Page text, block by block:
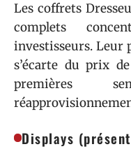
Les coffrets
complets
investisseurs. Leur
s’écarte du prix
premières
Displays